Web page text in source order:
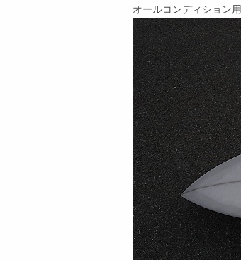
オールコンディション